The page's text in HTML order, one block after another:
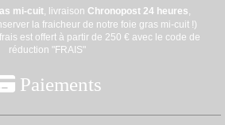
mi-cuit, livraison Chronopost 24 heures,
la fraicheur de notre foie gras mi-cuit !)
est offert à partir de 250 € avec le code de
réduction "FRAIS"
Paiements